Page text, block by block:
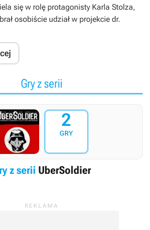
się w rolę protagonisty Karla Stolza,
osobiście udział w projekcie dr.
Gry z serii
2
GRY
z serii UberSoldier